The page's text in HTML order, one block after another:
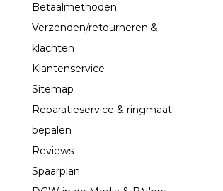
Betaalmethoden
Verzenden/retourneren &
klachten
Klantenservice
Sitemap
Reparatieservice & ringmaat
bepalen
Reviews
Spaarplan